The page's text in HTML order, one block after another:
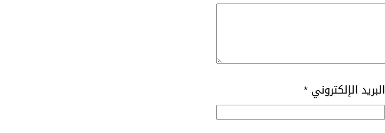
البريد الإلكتروني *